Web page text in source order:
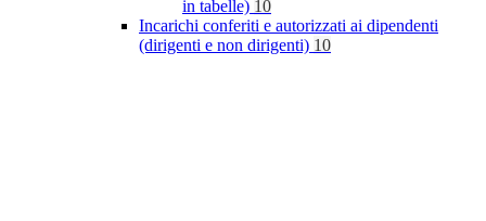
in tabelle) 10
Incarichi conferiti e autorizzati ai dipendenti
(dirigenti e non dirigenti) 10